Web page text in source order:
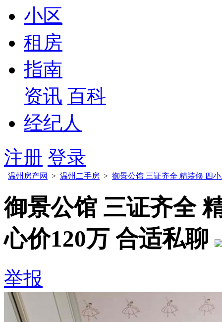
小区
租房
指南
资讯 百科
经纪人
注册 登录
温州房产网 > 温州二手房 > 御景公馆 三证齐全 精装修 四
御景公馆 三证齐全
心价120万 合适私聊
举报